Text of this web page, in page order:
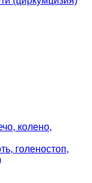
колено,
голеностоп,